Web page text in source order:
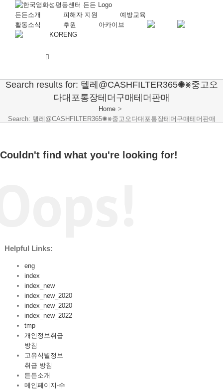
든든소개 피해자 지원
예방교육
활동소식
후원
아카이브
KORENG
Search results for: 텔레@CASHFILTER365✺⨳중고오
다대포통장테더구매테더판매
Home >
Search: 텔레@CASHFILTER365✺⨳중고오다대포통장테더구매테더판매
Couldn't find what you're looking for!
Helpful Links:
eng
index
index_new
index_new_2020
index_new_2020
index_new_2022
tmp
개인정보취급
방침
고유식별정보
취급 방침
든든소개
메인페이지-수